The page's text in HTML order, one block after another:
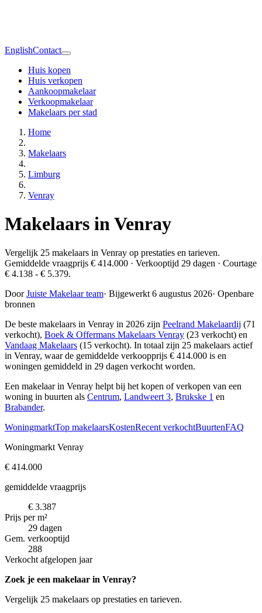
EnglishContact
Huis kopen
Huis verkopen
Aankoopmakelaar
Verkoopmakelaar
Makelaars per stad
Home
Makelaars
Limburg
Venray
Makelaars in Venray
Vergelijk 25 makelaars in Venray op prestaties en tarieven.
Gemiddelde vraagprijs € 414.000 · Verkooptijd 29 dagen · Courtage
€ 4.138 - € 5.379.
DoorJuiste Makelaar team· Bijgewerkt 6 augustus 2026· Openbare
bronnen
De beste makelaars in Venray in 2026 zijn Peelrand Makelaardij (71
verkocht), Boek & Offermans Makelaars Venray (23 verkocht) en
Vandaag Makelaars (15 verkocht). In totaal zijn 25 makelaars actief
in Venray, waar de gemiddelde verkoopprijs € 414.000 is en
woningen gemiddeld in 29 dagen verkocht worden.
Een makelaar in Venray helpt bij het kopen of verkopen van een
woning in buurten als Centrum, Landweert 3, Brukske 1 en
Brabander.
WoningmarktTop makelaarsKostenRecent verkochtBuurtenFAQ
Woningmarkt Venray
€ 414.000
gemiddelde vraagprijs
€ 3.387
Prijs per m²
29 dagen
Gem. verkooptijd
288
Verkocht afgelopen jaar
Zoek je een makelaar in Venray?
Vergelijk 25 makelaars op prestaties en tarieven.